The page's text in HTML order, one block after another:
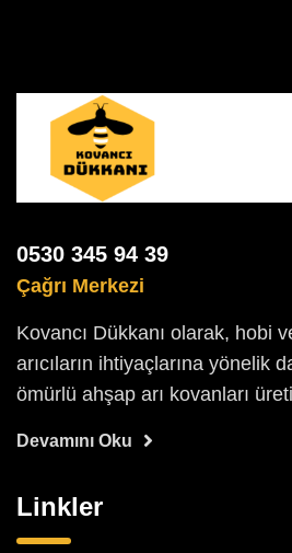
0530 345 94 39
Çağrı Merkezi
Kovancı Dükkanı olarak, hobi
arıcıların ihtiyaçlarına yönelik
ömürlü ahşap arı kovanları
Devamını Oku
Linkler